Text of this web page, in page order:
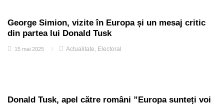
George Simion, vizite în Europa și un mesaj critic
din partea lui Donald Tusk
15 mai 2025 / Actualitate Electoral
Donald Tusk, apel către români ”Europa sunteți voi